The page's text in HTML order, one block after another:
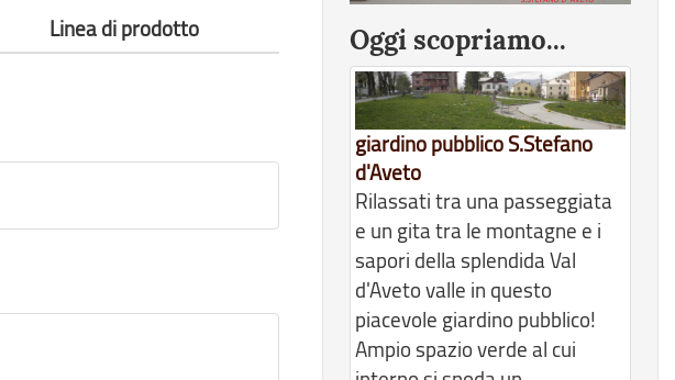
Linea di prodotto
Oggi scopriamo...
giardino pubblico S.Stefano
d'Aveto
Rilassati tra una passeggiata
e un gita tra le montagne e i
sapori della splendida Val
d'Aveto valle in questo
piacevole giardino pubblico!
Ampio spazio verde al cui